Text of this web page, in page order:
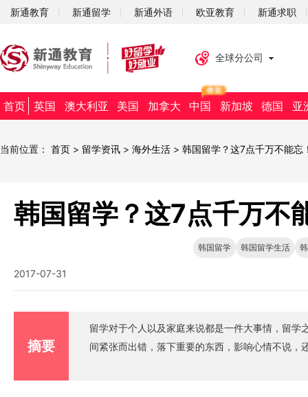
新通教育 新通留学 新通外语 欧亚教育 新通求职
全球分公司
首页 英国 澳大利亚 美国 加拿大 中国 新加坡 德国 亚
当前位置： 首页 > 留学资讯 > 海外生活 > 韩国留学？这7点千万不能忘
韩国留学？这7点千万不
韩国留学 韩国留学生活
2017-07-31
摘要
留学对于个人以及家庭来说都是一件大事情，留
间紧张而出错，落下重要的东西，影响心情不说，